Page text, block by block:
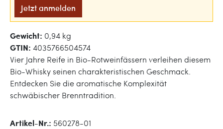
Jetzt anmelden
Gewicht: 0,94 kg
GTIN: 4035766504574
Vier Jahre Reife in Bio-Rotweinfässern verleihen diesem
Bio-Whisky seinen charakteristischen Geschmack.
Entdecken Sie die aromatische Komplexität
schwäbischer Brenntradition.
Artikel-Nr.: 560278-01